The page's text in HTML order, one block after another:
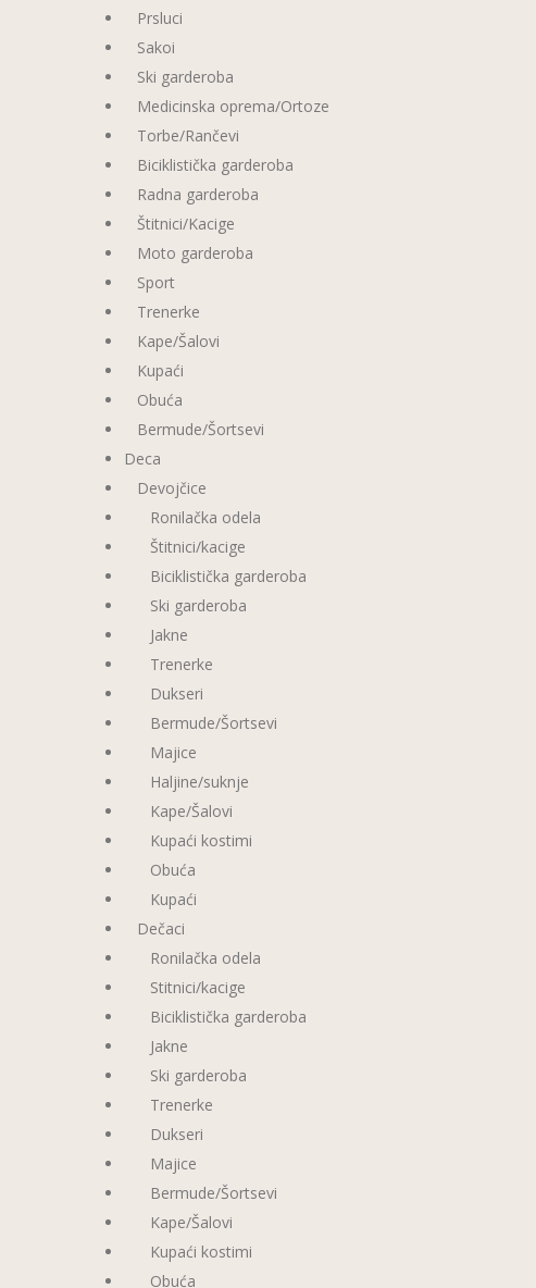
Prsluci
Sakoi
Ski garderoba
Medicinska oprema/Ortoze
Torbe/Rančevi
Biciklistička garderoba
Radna garderoba
Štitnici/Kacige
Moto garderoba
Sport
Trenerke
Kape/Šalovi
Kupaći
Obuća
Bermude/Šortsevi
Deca
Devojčice
Ronilačka odela
Štitnici/kacige
Biciklistička garderoba
Ski garderoba
Jakne
Trenerke
Dukseri
Bermude/Šortsevi
Majice
Haljine/suknje
Kape/Šalovi
Kupaći kostimi
Obuća
Kupaći
Dečaci
Ronilačka odela
Stitnici/kacige
Biciklistička garderoba
Jakne
Ski garderoba
Trenerke
Dukseri
Majice
Bermude/Šortsevi
Kape/Šalovi
Kupaći kostimi
Obuća